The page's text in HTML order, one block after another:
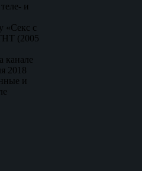
и
«Секс с
(2005
канале
2018
и